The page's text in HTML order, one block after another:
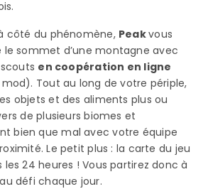
côté du phénomène, Peakvous
le sommet d’une montagne avec
en coopération en ligne
Tout au long de votre périple,
objets et des aliments plus ou
de plusieurs biomes et
bien que mal avec votre équipe
Le petit plus : la carte du jeu
24 heures ! Vous partirez donc à
défi chaque jour.